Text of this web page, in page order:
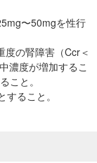
〜50mgを性行
度の腎障害（Ccr＜
濃度が増加するこ
こと。
ること。